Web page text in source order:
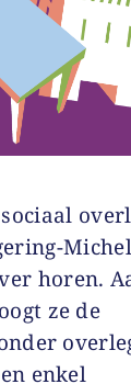
horen.
ze de
enkel